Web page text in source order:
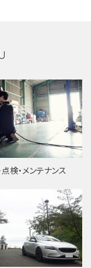
点検・メンテナンス